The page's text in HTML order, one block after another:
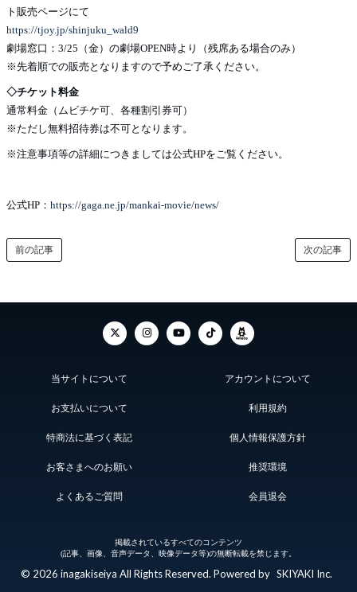
ト販売ページにて
https://tjoy.jp/shinjuku_wald9
劇場窓口：3/25（金）の劇場OPEN時より（残席ある場合のみ）
※先着順での販売となりますので予めご了承ください。
◇チケット料金
通常料金（ムビチケ可、各種割引券可）
※ただし無料招待券は不可となります。
※注意事項等の詳細につきましては公式HPをご覧ください。
公式HP： https://gaga.ne.jp/mankai-movie/news/
次の記事
前の記事
当サイトについて アカウントについて
お支払いについて 利用規約
特商法に基づく表記 個人情報保護方針
お客さまへのお願い 推奨環境
よくあるご質問 会員退会
掲載されているすべてのコンテンツ
(記事、画像、音声データ、映像データ等)の無断転載を禁じます。
© 2026 inagakiseiya All Rights Reserved. Powered by SKIYAKI Inc.